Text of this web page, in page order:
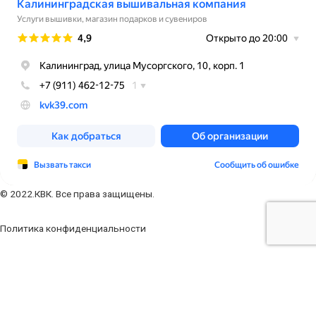
© 2022.КВК. Все права защищены.
Политика конфиденциальности